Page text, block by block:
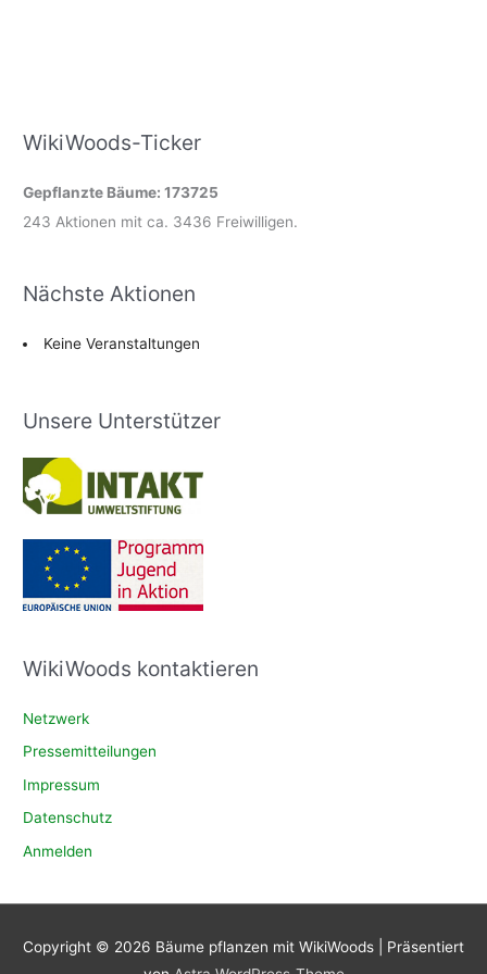
WikiWoods-Ticker
Gepflanzte Bäume: 173725
243 Aktionen mit ca. 3436 Freiwilligen.
Nächste Aktionen
Keine Veranstaltungen
Unsere Unterstützer
WikiWoods kontaktieren
Netzwerk
Pressemitteilungen
Impressum
Datenschutz
Anmelden
Copyright © 2026 Bäume pflanzen mit WikiWoods | Präsentiert